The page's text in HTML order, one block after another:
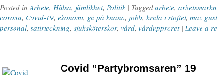
Posted inArbete, Hälsa, jämlikhet, Politik | Tagged arbete,
corona, Covid-19, ekonomi, gå på knäna, jobb, kräla i stoftet, max
personal, satirteckning, sjuksköterskor, vård, vårdupproret| Leave a
Covid ”Partybromsaren” 19